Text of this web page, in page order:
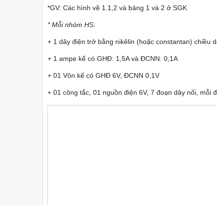
*GV: Các hình vẽ 1.1,2 và bảng 1 và 2 ở SGK
* Mỗi nhóm HS:
+ 1 dây điện trở bằng nikêlin (hoặc constantan) chiều
+ 1 ampe kế có GHĐ: 1,5A và ĐCNN: 0,1A
+ 01 Vôn kế có GHĐ 6V, ĐCNN 0,1V
+ 01 công tắc, 01 nguồn điện 6V, 7 đoạn dây nối, mỗi